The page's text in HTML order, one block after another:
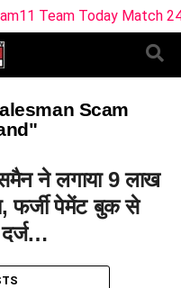
Team Today Match 24:
Scam
ने लगाया 9 लाख
फर्जी पेमेंट बुक से
दर्ज…